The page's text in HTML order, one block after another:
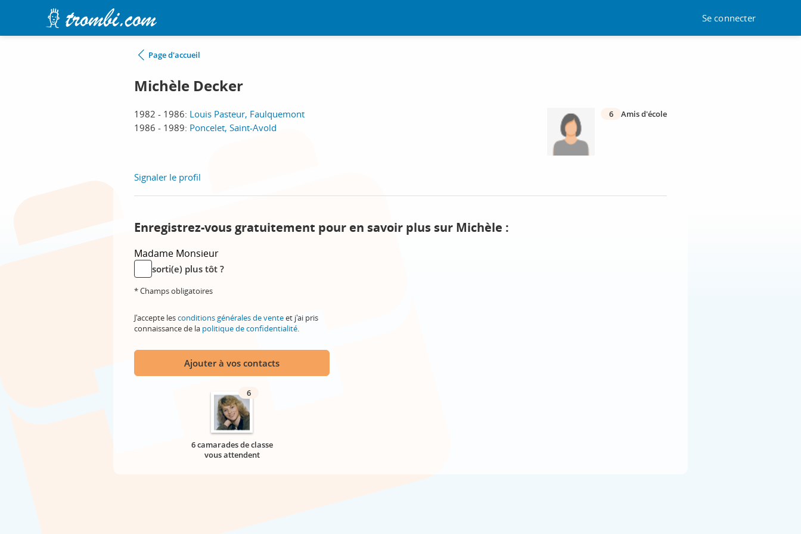
Se connecter
Page d'accueil
Michèle Decker
1982 - 1986: Louis Pasteur, Faulquemont
1986 - 1989: Poncelet, Saint-Avold
6 Amis d'école
Signaler le profil
Enregistrez-vous gratuitement pour en savoir plus sur Michèle :
Madame Monsieur
sorti(e) plus tôt ?
* Champs obligatoires
J'accepte lesconditions générales de venteet j'ai pris
connaissance de la politique de confidentialité.
Ajouter à vos contacts
6
6 camarades de classe
vous attendent